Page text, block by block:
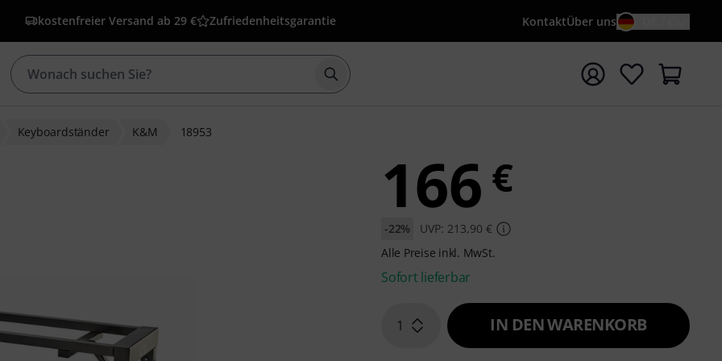
kostenfreier Versand ab 29 € Zufriedenheitsgarantie KontaktÜber uns
Suche mit Suchwort {searchTerm} starten
Keyboardständer K&M 18953
166 €
-22%
UVP: 213,90 €
Alle Preise inkl. MwSt.
Sofort lieferbar
1 IN DEN WARENKORB